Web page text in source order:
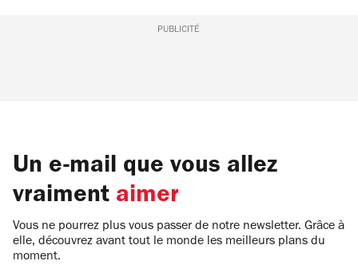
PUBLICITÉ
Un e-mail que vous allez
vraiment aimer
Vous ne pourrez plus vous passer de notre newsletter. Grâce à
elle, découvrez avant tout le monde les meilleurs plans du
moment.